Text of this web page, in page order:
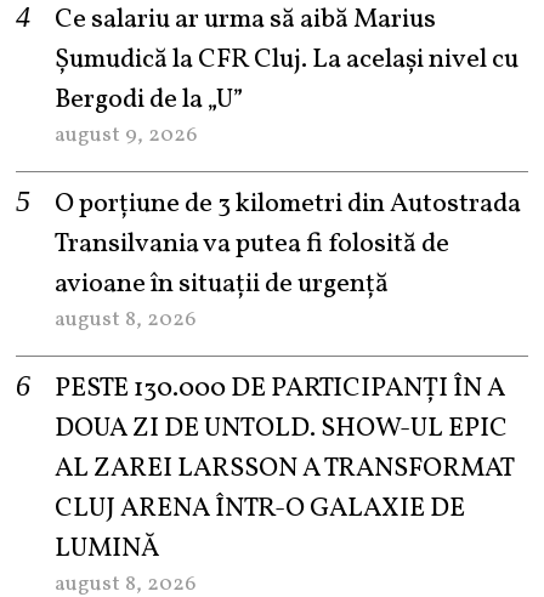
Ce salariu ar urma să aibă Marius
Șumudică la CFR Cluj. La același nivel cu
Bergodi de la „U”
august 9, 2026
O porțiune de 3 kilometri din Autostrada
Transilvania va putea fi folosită de
avioane în situații de urgență
august 8, 2026
PESTE 130.000 DE PARTICIPANȚI ÎN A
DOUA ZI DE UNTOLD. SHOW-UL EPIC
AL ZAREI LARSSON A TRANSFORMAT
CLUJ ARENA ÎNTR-O GALAXIE DE
LUMINĂ
august 8, 2026